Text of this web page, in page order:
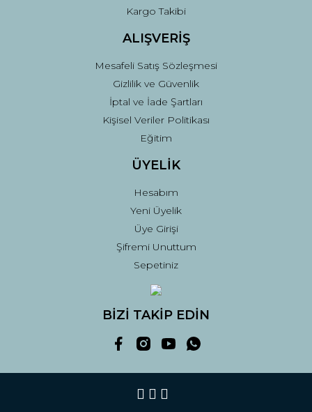
Kargo Takibi
ALIŞVERİŞ
Mesafeli Satış Sözleşmesi
Gizlilik ve Güvenlik
İptal ve İade Şartları
Kişisel Veriler Politikası
Eğitim
ÜYELİK
Hesabım
Yeni Üyelik
Üye Girişi
Şifremi Unuttum
Sepetiniz
BİZİ TAKİP EDİN